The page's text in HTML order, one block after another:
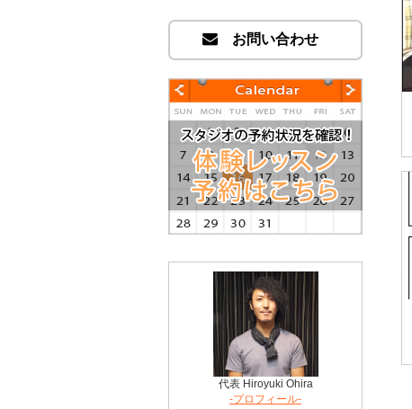
お問い合わせ
代表 Hiroyuki Ohira
-プロフィール-